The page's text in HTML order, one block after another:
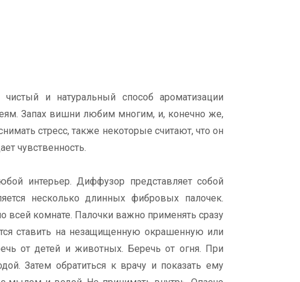
и натуральный способ ароматизации
Запах вишни любим многим, и, конечно же,
стресс, также некоторые считают, что он
чувственность.
интерьер. Диффузор представляет собой
несколько длинных фибровых палочек.
комнате. Палочки важно применять сразу
ставить на незащищенную окрашенную или
от детей и животных. Беречь от огня. При
Затем обратиться к врачу и показать ему